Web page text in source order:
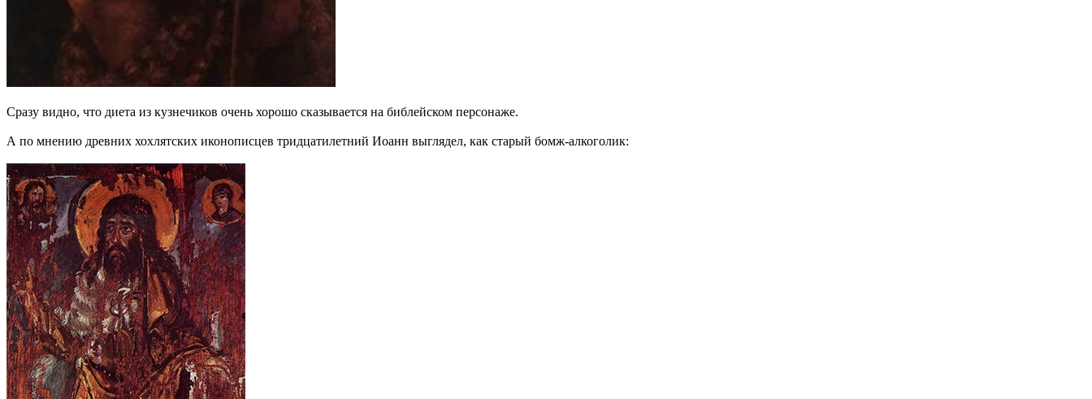
Сразу видно, что диета из кузнечиков очень хорошо сказывается на библейском персонаже.
А по мнению древних хохлятских иконописцев тридцатилетний Иоанн выглядел, как старый бомж-алкоголик: